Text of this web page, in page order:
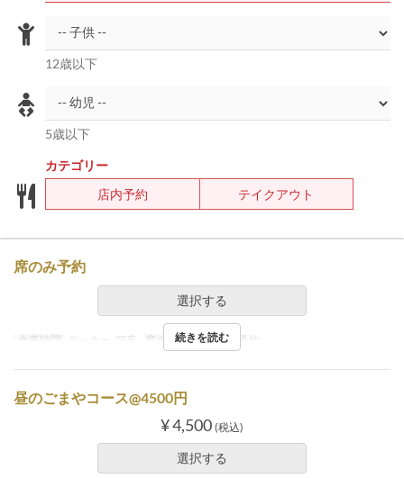
12歳以下
5歳以下
カテゴリー
店内予約
テイクアウト
席のみ予約
選択する
食事時間 ディナー, 深夜 席のカテゴリ 店内予約
続きを読む
昼のごまやコース@4500円
¥ 4,500 (税込)
選択する